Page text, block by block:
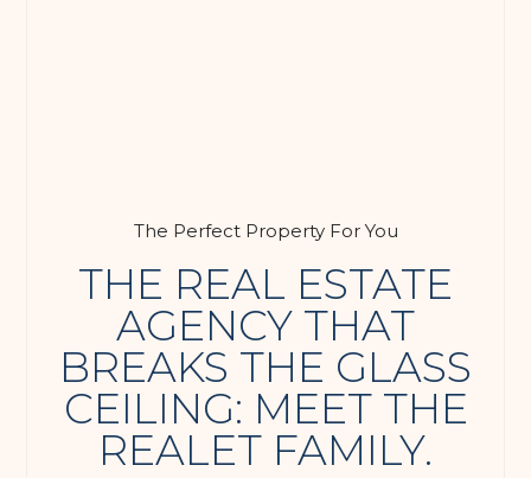
The Perfect Property For You
THE REAL ESTATE
AGENCY THAT
BREAKS THE GLASS
CEILING: MEET THE
REALET FAMILY.